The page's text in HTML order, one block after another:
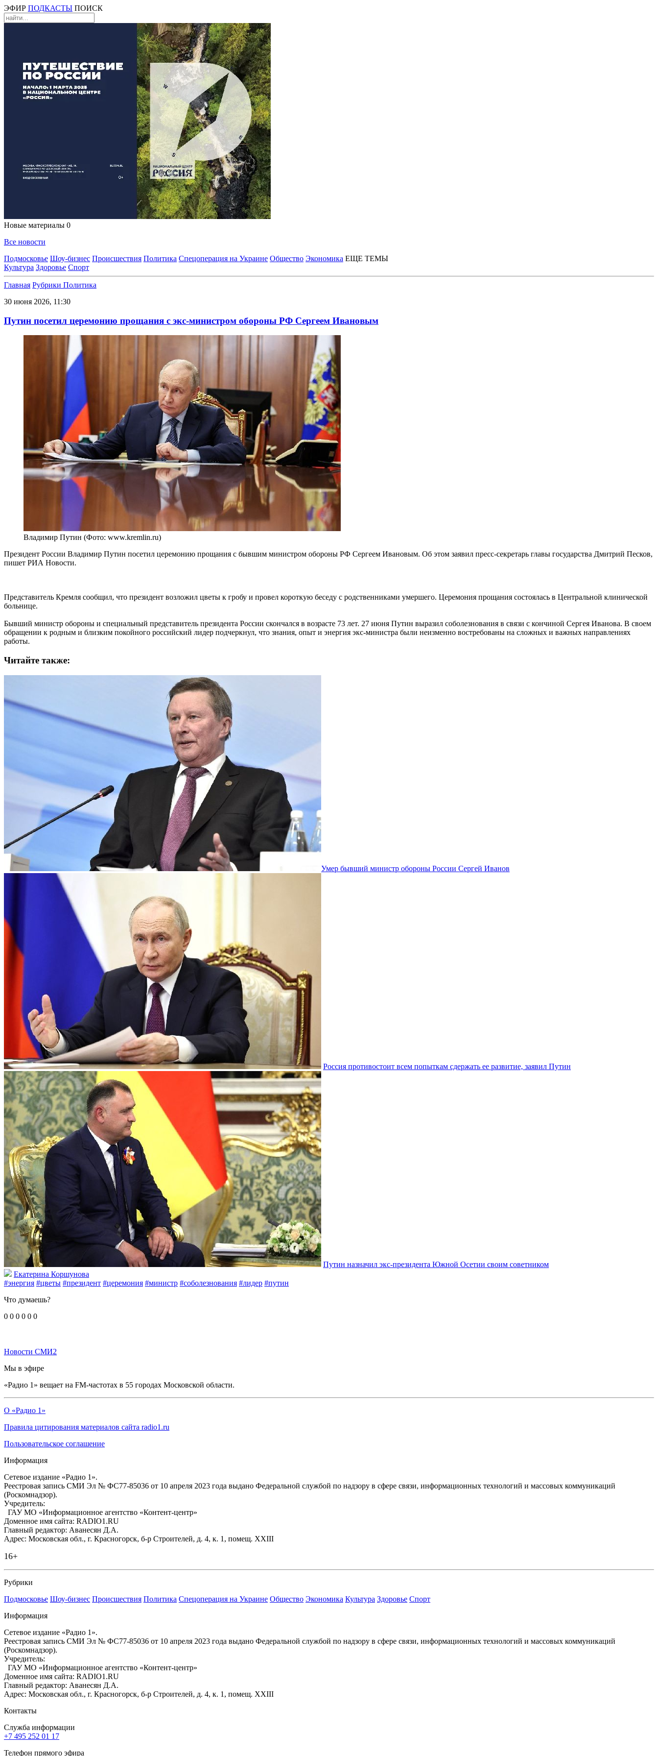
ЭФИР ПОДКАСТЫ ПОИСК
Новые материалы 0
Все новости
Подмосковье Шоу-бизнес Происшествия Политика Спецоперация на Украине Общество Экономика ЕЩЕ ТЕМЫ
Культура Здоровье Спорт
Главная Рубрики Политика
30 июня 2026, 11:30
Путин посетил церемонию прощания с экс-министром обороны РФ Сергеем Ивановым
Владимир Путин (Фото: www.kremlin.ru)
Президент России Владимир Путин посетил церемонию прощания с бывшим министром обороны РФ Сергеем Ивановым. Об этом заявил пресс-секретарь главы государства Дмитрий Песков,
пишет РИА Новости.
Представитель Кремля сообщил, что президент возложил цветы к гробу и провел короткую беседу с родственниками умершего. Церемония прощания состоялась в Центральной клинической
больнице.
Бывший министр обороны и специальный представитель президента России скончался в возрасте 73 лет. 27 июня Путин выразил соболезнования в связи с кончиной Сергея Иванова. В своем
обращении к родным и близким покойного российский лидер подчеркнул, что знания, опыт и энергия экс-министра были неизменно востребованы на сложных и важных направлениях
работы.
Читайте также:
Умер бывший министр обороны России Сергей Иванов
Россия противостоит всем попыткам сдержать ее развитие, заявил Путин
Путин назначил экс-президента Южной Осетии своим советником
Екатерина Коршунова
#энергия #цветы #президент #церемония #министр #соболезнования #лидер #путин
Что думаешь?
0 0 0 0 0 0
Новости СМИ2
Мы в эфире
«Радио 1» вещает на FM-частотах в 55 городах Московской области.
О «Радио 1»
Правила цитирования материалов сайта radio1.ru
Пользовательское соглашение
Информация
Сетевое издание «Радио 1».
Реестровая запись СМИ Эл № ФС77-85036 от 10 апреля 2023 года выдано Федеральной службой по надзору в сфере связи, информационных технологий и массовых коммуникаций
(Роскомнадзор).
Учредитель:
ГАУ МО «Информационное агентство «Контент-центр»
Доменное имя сайта: RADIO1.RU
Главный редактор: Аванесян Д.А.
Адрес: Московская обл., г. Красногорск, б-р Строителей, д. 4, к. 1, помещ. XXIII
16+
Рубрики
Подмосковье Шоу-бизнес Происшествия Политика Спецоперация на Украине Общество Экономика Культура Здоровье Спорт
Информация
Сетевое издание «Радио 1».
Реестровая запись СМИ Эл № ФС77-85036 от 10 апреля 2023 года выдано Федеральной службой по надзору в сфере связи, информационных технологий и массовых коммуникаций
(Роскомнадзор).
Учредитель:
ГАУ МО «Информационное агентство «Контент-центр»
Доменное имя сайта: RADIO1.RU
Главный редактор: Аванесян Д.А.
Адрес: Московская обл., г. Красногорск, б-р Строителей, д. 4, к. 1, помещ. XXIII
Контакты
Служба информации
+7 495 252 01 17
Телефон прямого эфира